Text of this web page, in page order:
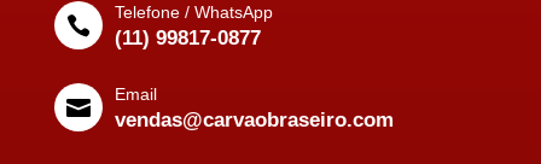

Telefone / WhatsApp
(11) 99817-0877

Email
vendas@carvaobraseiro.com